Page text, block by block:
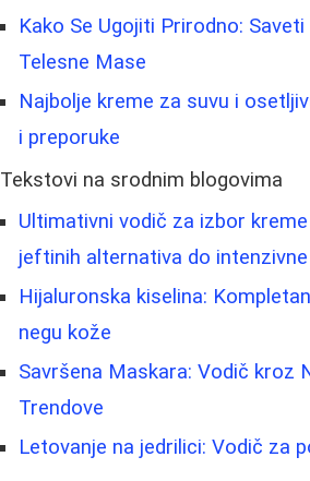
Kako Se Ugojiti Prirodno:
Telesne Mase
Najbolje kreme za suvu i
i preporuke
Tekstovi na srodnim blogovima
Ultimativni vodič za izbor
jeftinih alternativa do intenzivne
Hijaluronska kiselina:
negu kože
Savršena Maskara: Vodič kroz
Trendove
Letovanje na jedrilici: Vodič za